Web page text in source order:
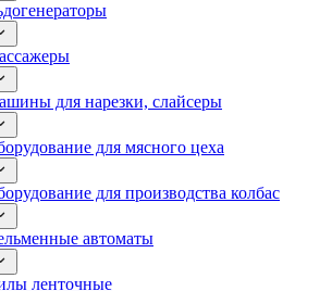
для нарезки, слайсеры
для мясного цеха
для производства колбас
автоматы
ленточные